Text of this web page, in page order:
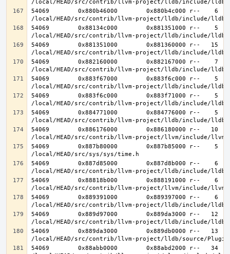
54069        0x880b46000        0x880b4c000 r--    6
54069        0x88134c000        0x881351000 r--    5
54069        0x881351000        0x881360000 r--   15
54069        0x882160000        0x882167000 r--    7
54069        0x883f67000        0x883f6c000 r--    5
54069        0x883f6c000        0x883f71000 r--    5
54069        0x884771000        0x884776000 r--    5
54069        0x886176000        0x886180000 r--   10
54069        0x887b80000        0x887b85000 r--    5
54069        0x887d85000        0x887d8b000 r--    6
54069        0x88818b000        0x888191000 r--    6
54069        0x889391000        0x889397000 r--    6
54069        0x889d97000        0x889da3000 r--   12
54069        0x889da3000        0x889db0000 r--   13
54069        0x88abb0000        0x88abd2000 r--   34